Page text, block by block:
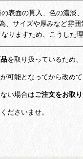
表面の貫入、色の濃淡
、サイズや厚みなど雰
りますため、こうし
を取り扱っているため
可能となってから改めて
い場合はご注文をお取
ださいませ。